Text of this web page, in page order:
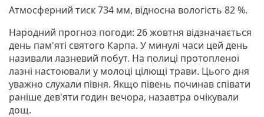
Атмосферний тиск 734 мм, відносна вологість 82 %.
Народний прогноз погоди: 26 жовтня відзначається
день пам'яті святого Карпа. У минулі часи цей день
називали лазневий побут. На полиці протопленої
лазні настоювали у молоці цілющі трави. Цього дня
уважно слухали півня. Якщо півень починав співати
раніше дев'яти годин вечора, назавтра очікували
дощ.